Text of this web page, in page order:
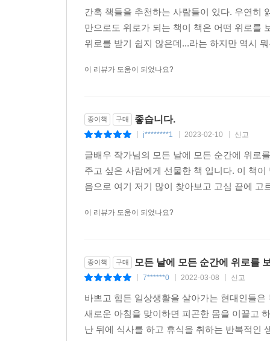
관계는 더 좋아집니다.
미움도 서운함도 줄어들고
이해가 생깁니다.
그래야 일상에 자신감이 붙고
활력을 잃지 않을 수 있습니다
--- p.106
원래 나의 가장 큰 장점은 용기였으니까
용기 내서 다시 해볼 거야
때론 아무것도 안 해도 돼요
그걸 잊지 말아요.
--- p.121, 「아무것도 안 해도 돼요」 중에서
간혹 책들을 추천하는 사람들이 있다. 우연히
만으로도 위로가 되는 책이 책은 어떤 위로를
위로를 받기 쉽지 않은데...라는 하지만 역시
이 리뷰가 도움이 되었나요?
종이책 구매 좋습니다.
j********1 2023-02-10 신고
글배우 작가님의 모든 날에 모든 순간에 위로
주고 싶은 사람에게 선물한 책 입니다. 이 책
음으로 여기 저기 많이 찾아보고 고심 끝에
이 리뷰가 도움이 되었나요?
종이책 구매 모든 날에 모든 순간에 위로를
7******0 2022-03-08 신고
바쁘고 힘든 일상생활을 살아가는 현대인들
새로운 아침을 맞이하면 피곤한 몸을 이끌고
난 뒤에 식사를 하고 휴식을 취하는 반복적인